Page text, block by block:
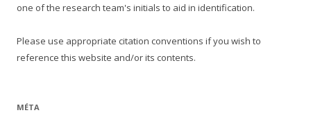
one of the research team's initials to aid in identification.
Please use appropriate citation conventions if you wish to
reference this website and/or its contents.
MÉTA